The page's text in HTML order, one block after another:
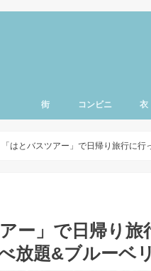
街
町・両国エリア
コンビニ 衣
「はとバスツアー」で日帰り旅行に
ー」で日帰り
放題&ブルーベ